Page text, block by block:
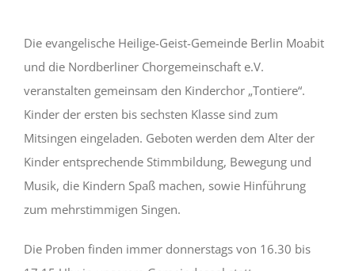
Die evangelische Heilige-Geist-Gemeinde Berlin Moabit
und die Nordberliner Chorgemeinschaft e.V.
veranstalten gemeinsam den Kinderchor „Tontiere“.
Kinder der ersten bis sechsten Klasse sind zum
Mitsingen eingeladen. Geboten werden dem Alter der
Kinder entsprechende Stimmbildung, Bewegung und
Musik, die Kindern Spaß machen, sowie Hinführung
zum mehrstimmigen Singen.
Die Proben finden immer donnerstags von 16.30 bis